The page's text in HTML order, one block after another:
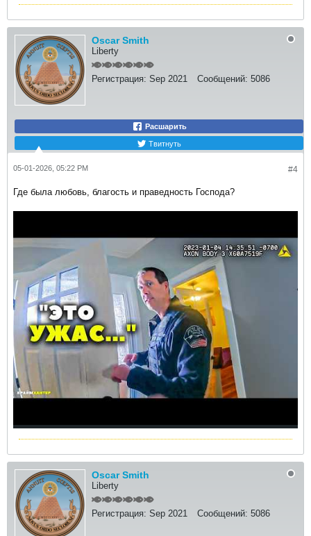
Oscar Smith
Liberty
Регистрация: Sep 2021 Сообщений: 5086
Расшарить
Твитнуть
#4
05-01-2026, 05:22 PM
Где была любовь, благость и праведность Господа?
Oscar Smith
Liberty
Регистрация: Sep 2021 Сообщений: 5086